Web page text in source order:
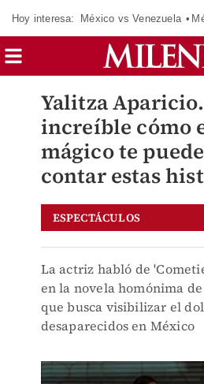
Hoy interesa: México vs Venezuela
Yalitza
increíble cómo
mágico te
contar estas
ESPECTÁCULOS
La actriz habló de
en la novela homónima
que busca visibilizar el
desaparecidos en México